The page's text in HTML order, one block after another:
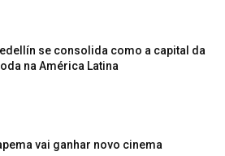
se consolida como a capital da
na América Latina
vai ganhar novo cinema